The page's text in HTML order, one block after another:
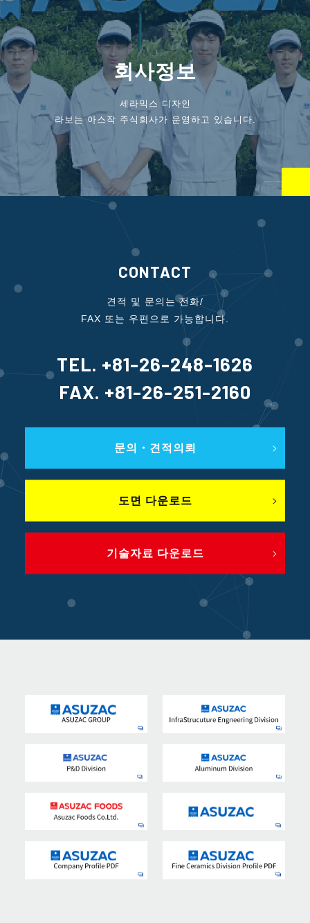
회사정보
세라믹스 디자인
라보는 아스작 주식회사가 운영하고 있습니다.
CONTACT
견적 및 문의는 전화/
FAX 또는 우편으로 가능합니다.
TEL. +81-26-248-1626
FAX. +81-26-251-2160
문의・견적의뢰
도면 다운로드
기술자료 다운로드